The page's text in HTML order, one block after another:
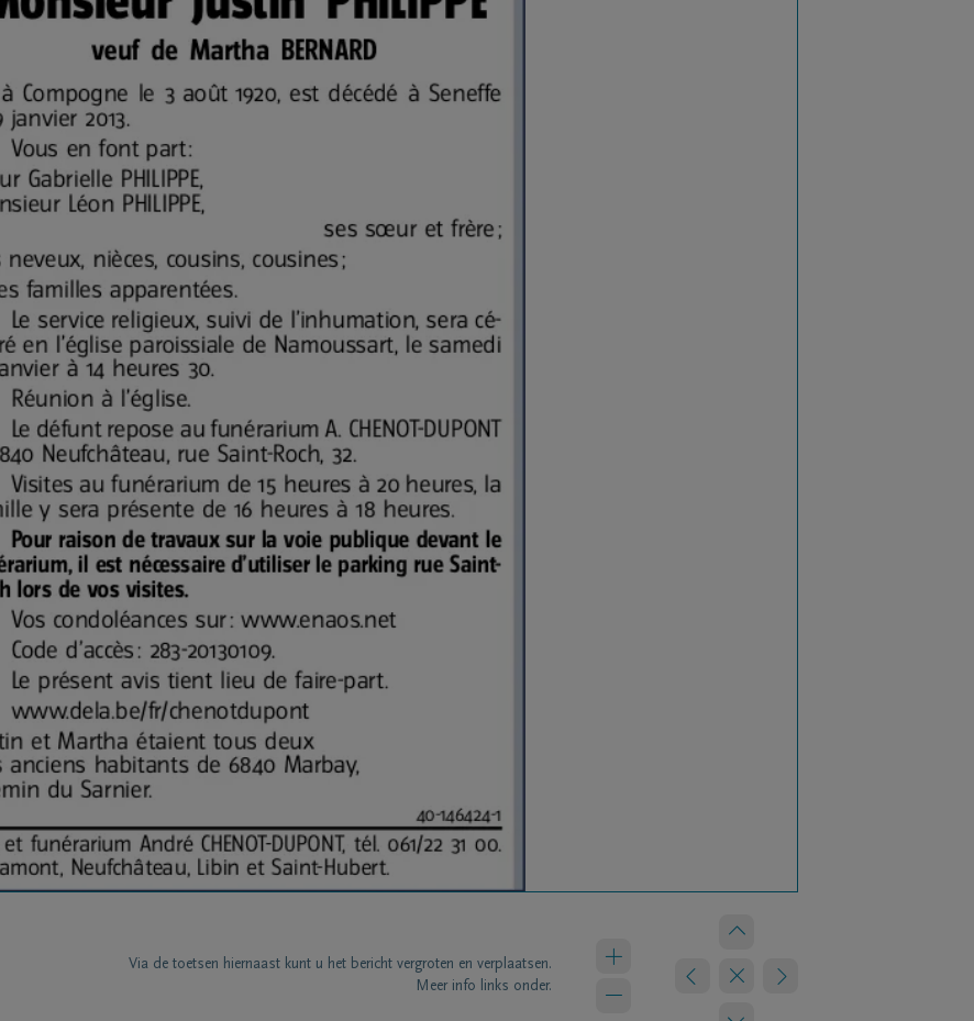
Via de toetsen hiernaast kunt u het bericht vergroten en verplaatsen.
Meer info links onder.